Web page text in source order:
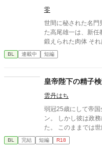
零
世間に秘された名門男子校・
た高尾雄一は、新任教師として
鍛えられた肉体 それは、学園にとって最高の生贄の候補に他なら
なかった 至高の筋肉を持つ、精神を削られ意志をなくした青年を
太古の神に捧げるた
校で繰り広げられる
BL 連載中 短編
皇帝陛下の精子
雲丹はち
弱冠25歳にして帝
ン。 しかし彼は政
た。 このままでは
た官僚たちに迫られ
を受けさせられる
BL 完結 短編 R18